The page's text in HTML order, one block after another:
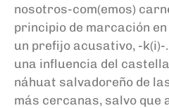
nosotros-com(emos)
principio de marcación
un prefijo acusativo, -
una influencia del
náhuat salvadoreño de
más cercanas, salvo que